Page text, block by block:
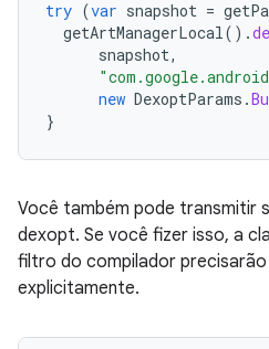
try (var snapshot =
getArtManagerLocal().
snapshot,
new DexoptParams .
}
Você também pode transmitir
dexopt. Se você fizer isso, a
filtro do compilador
explicitamente.